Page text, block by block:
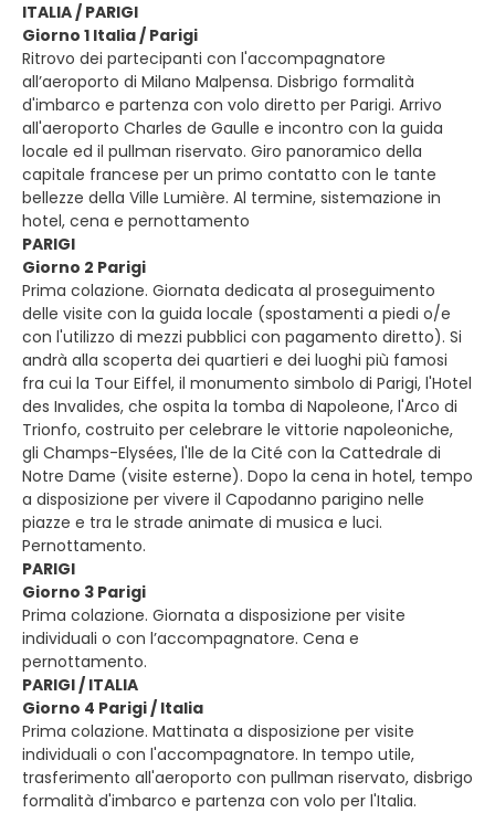
ITALIA / PARIGI
Giorno 1 Italia / Parigi
Ritrovo dei partecipanti con l'accompagnatore
all’aeroporto di Milano Malpensa. Disbrigo formalità
d'imbarco e partenza con volo diretto per Parigi. Arrivo
all'aeroporto Charles de Gaulle e incontro con la guida
locale ed il pullman riservato. Giro panoramico della
capitale francese per un primo contatto con le tante
bellezze della Ville Lumière. Al termine, sistemazione in
hotel, cena e pernottamento
PARIGI
Giorno 2 Parigi
Prima colazione. Giornata dedicata al proseguimento
delle visite con la guida locale (spostamenti a piedi o/e
con l'utilizzo di mezzi pubblici con pagamento diretto). Si
andrà alla scoperta dei quartieri e dei luoghi più famosi
fra cui la Tour Eiffel, il monumento simbolo di Parigi, l'Hotel
des Invalides, che ospita la tomba di Napoleone, l'Arco di
Trionfo, costruito per celebrare le vittorie napoleoniche,
gli Champs-Elysées, l'Ile de la Cité con la Cattedrale di
Notre Dame (visite esterne). Dopo la cena in hotel, tempo
a disposizione per vivere il Capodanno parigino nelle
piazze e tra le strade animate di musica e luci.
Pernottamento.
PARIGI
Giorno 3 Parigi
Prima colazione. Giornata a disposizione per visite
individuali o con l’accompagnatore. Cena e
pernottamento.
PARIGI / ITALIA
Giorno 4 Parigi / Italia
Prima colazione. Mattinata a disposizione per visite
individuali o con l'accompagnatore. In tempo utile,
trasferimento all'aeroporto con pullman riservato, disbrigo
formalità d'imbarco e partenza con volo per l'Italia.